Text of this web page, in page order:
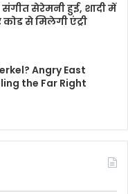
सेरेमनी हुई, शादी में
से मिलेगी एंट्री
Angry East
the Far Right